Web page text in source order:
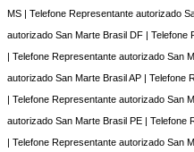
MS | Telefone Representante autorizado
autorizado San Marte Brasil DF | Telefone
| Telefone Representante autorizado San
autorizado San Marte Brasil AP | Telefone
| Telefone Representante autorizado San
autorizado San Marte Brasil PE | Telefone
| Telefone Representante autorizado San